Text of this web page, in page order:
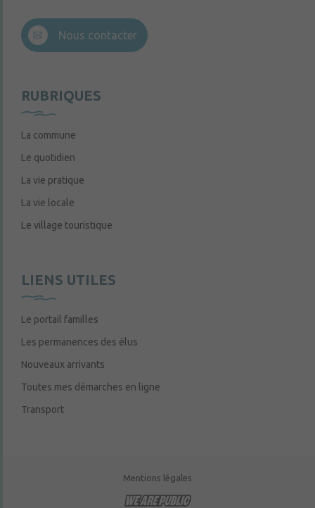
Nous contacter
RUBRIQUES
La commune
Le quotidien
La vie pratique
La vie locale
Le village touristique
LIENS UTILES
Le portail familles
Les permanences des élus
Nouveaux arrivants
Toutes mes démarches en ligne
Transport
Mentions légales